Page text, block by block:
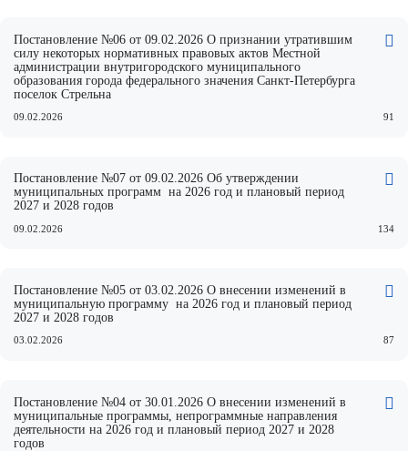
Постановление №06 от 09.02.2026 О признании утратившим
силу некоторых нормативных правовых актов Местной
администрации внутригородского муниципального
образования города федерального значения Санкт-Петербурга
поселок Стрельна
09.02.2026 91
Постановление №07 от 09.02.2026 Об утверждении
муниципальных программ на 2026 год и плановый период
2027 и 2028 годов
09.02.2026 134
Постановление №05 от 03.02.2026 О внесении изменений в
муниципальную программу на 2026 год и плановый период
2027 и 2028 годов
03.02.2026 87
Постановление №04 от 30.01.2026 О внесении изменений в
муниципальные программы, непрограммные направления
деятельности на 2026 год и плановый период 2027 и 2028
годов